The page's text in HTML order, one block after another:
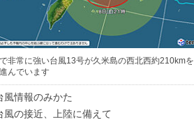
非常に強い台風13号が久米島の西北西約210kmを
んでいます
風情報のみかた
風の接近、上陸に備えて